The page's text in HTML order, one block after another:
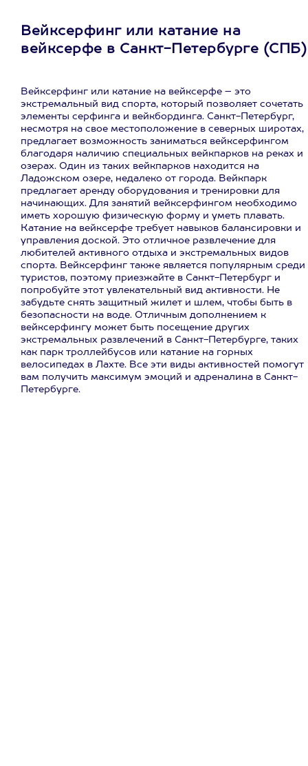
Вейксерфинг или катание на
вейксерфе в Санкт-Петербурге (СПБ)
Вейксерфинг или катание на вейксерфе – это
экстремальный вид спорта, который позволяет сочетать
элементы серфинга и вейкбординга. Санкт-Петербург,
несмотря на свое местоположение в северных широтах,
предлагает возможность заниматься вейксерфингом
благодаря наличию специальных вейкпарков на реках и
озерах. Один из таких вейкпарков находится на
Ладожском озере, недалеко от города. Вейкпарк
предлагает аренду оборудования и тренировки для
начинающих. Для занятий вейксерфингом необходимо
иметь хорошую физическую форму и уметь плавать.
Катание на вейксерфе требует навыков балансировки и
управления доской. Это отличное развлечение для
любителей активного отдыха и экстремальных видов
спорта. Вейксерфинг также является популярным среди
туристов, поэтому приезжайте в Санкт-Петербург и
попробуйте этот увлекательный вид активности. Не
забудьте снять защитный жилет и шлем, чтобы быть в
безопасности на воде. Отличным дополнением к
вейксерфингу может быть посещение других
экстремальных развлечений в Санкт-Петербурге, таких
как парк троллейбусов или катание на горных
велосипедах в Лахте. Все эти виды активностей помогут
вам получить максимум эмоций и адреналина в Санкт-
Петербурге.